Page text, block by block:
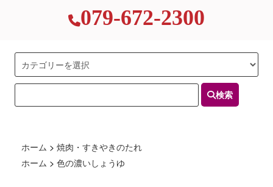
079-672-2300
検索
ホーム > 焼肉・すきやきのたれ
ホーム > 色の濃いしょうゆ